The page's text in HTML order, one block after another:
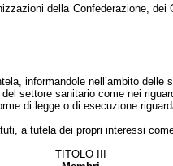
della Confederazione,
informandole nell’ambito delle
settore sanitario come nei
di legge o di esecuzione
a tutela dei propri interessi
TITOLO III